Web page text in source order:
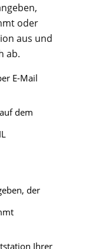
oder
aus und
ab.
E-Mail
dem
der
Ihrer